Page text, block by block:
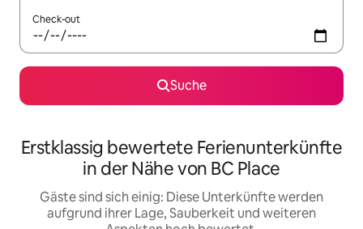
Check-out
Suche
Erstklassig bewertete Ferienunterkünfte
in der Nähe von BC Place
Gäste sind sich einig: Diese Unterkünfte werden
aufgrund ihrer Lage, Sauberkeit und weiteren